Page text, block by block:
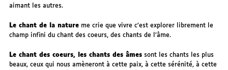
aimant les autres.
Le chant de la nature me crie que vivre c’est explorer librement le
champ infini du chant des coeurs, des chants de l’âme.
Le chant des coeurs, les chants des âmes sont les chants les plus
beaux, ceux qui nous amèneront à cette paix, à cette sérénité, à cette